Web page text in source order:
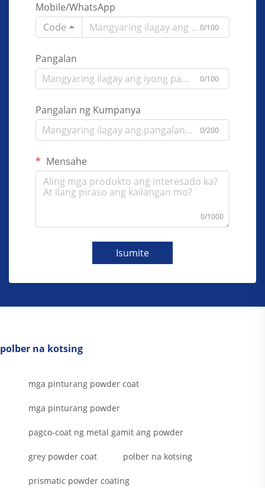
Mobile/WhatsApp
Code
0/100
Pangalan
0/100
Pangalan ng Kumpanya
0/200
Mensahe
0/1000
Isumite
polber na kotsing
mga pinturang powder coat
mga pinturang powder
pagco-coat ng metal gamit ang powder
grey powder coat polber na kotsing
prismatic powder coating